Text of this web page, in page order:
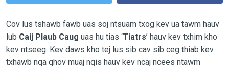
Cov lus tshawb fawb uas soj ntsuam txog kev ua tawm hauv
lub Caij Plaub Caug uas hu tias ‘Tiatrs’ hauv kev txhim kho
kev ntseeg. Kev daws kho tej lus sib cav sib ceg thiab kev
txhawb nqa qhov muaj nqis hauv kev ncaj ncees ntawm